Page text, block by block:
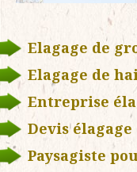
Elagage de
Elagage de
Entreprise
Devis élagage
Paysagiste